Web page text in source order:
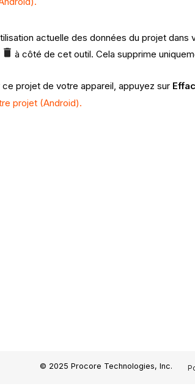
actuelle des données du projet dans
à côté de cet outil. Cela supprime
projet de votre appareil, appuyez sur
projet (Android).
© 2025 Procore Technologies, Inc.